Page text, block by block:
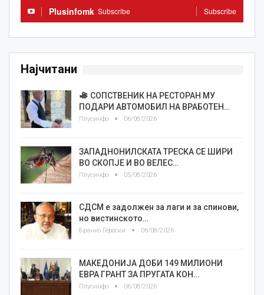
Plusinfomk Subscribe Subscribe
Најчитани
СОПСТВЕНИК НА РЕСТОРАН МУ
ПОДАРИ АВТОМОБИЛ НА ВРАБОТЕН…
Плусинфо 06/08/2026
ЗАПАДНОНИЛСКАТА ТРЕСКА СЕ ШИРИ
ВО СКОПЈЕ И ВО ВЕЛЕС…
Плусинфо 05/08/2026
СДСМ е задолжен за лаги и за спинови,
но вистинското…
Бранко Героски 06/08/2026
МАКЕДОНИЈА ДОБИ 149 МИЛИОНИ
ЕВРА ГРАНТ ЗА ПРУГАТА КОН…
Плусинфо 06/08/2026